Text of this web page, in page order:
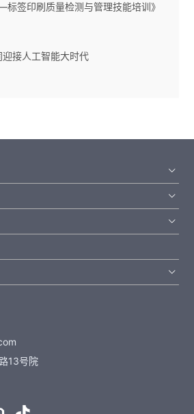
签印刷质量检测与管理技能培训》
接人工智能大时代
13号院